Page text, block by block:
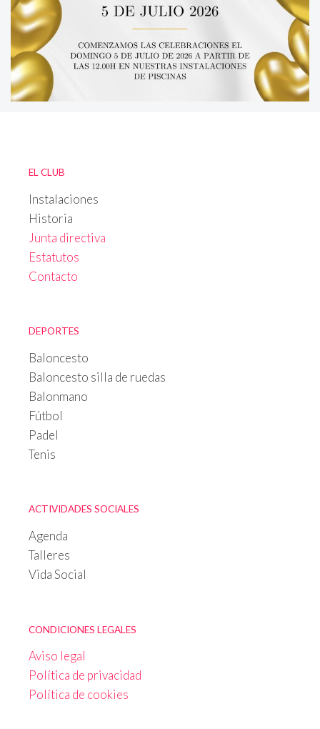
EL CLUB
Instalaciones
Historia
Junta directiva
Estatutos
Contacto
DEPORTES
Baloncesto
Baloncesto silla de ruedas
Balonmano
Fútbol
Padel
Tenis
ACTIVIDADES SOCIALES
Agenda
Talleres
Vida Social
CONDICIONES LEGALES
Aviso legal
Política de privacidad
Política de cookies